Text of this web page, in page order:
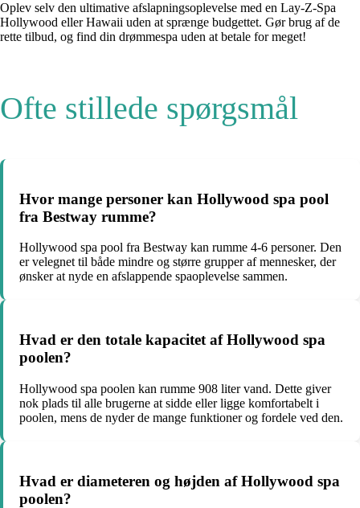
Oplev selv den ultimative afslapningsoplevelse med en Lay-Z-Spa
Hollywood eller Hawaii uden at sprænge budgettet. Gør brug af de
rette tilbud, og find din drømmespa uden at betale for meget!
Ofte stillede spørgsmål
Hvor mange personer kan Hollywood spa pool
fra Bestway rumme?
Hollywood spa pool fra Bestway kan rumme 4-6 personer. Den
er velegnet til både mindre og større grupper af mennesker, der
ønsker at nyde en afslappende spaoplevelse sammen.
Hvad er den totale kapacitet af Hollywood spa
poolen?
Hollywood spa poolen kan rumme 908 liter vand. Dette giver
nok plads til alle brugerne at sidde eller ligge komfortabelt i
poolen, mens de nyder de mange funktioner og fordele ved den.
Hvad er diameteren og højden af Hollywood spa
poolen?